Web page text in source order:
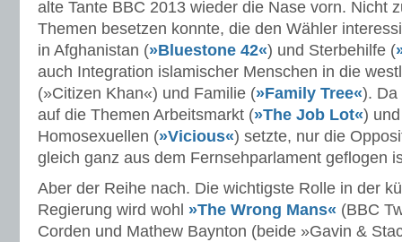
alte Tante BBC 2013 wieder die Nase vorn. Nicht
Themen besetzen konnte, die den Wähler
in Afghanistan (»Bluestone 42«) und Sterbehilfe (
auch Integration islamischer Menschen in die
(»Citizen Khan«) und Familie (»Family Tree«). Da
auf die Themen Arbeitsmarkt (»The Job Lot«)
Homosexuellen (»Vicious«) setzte, nur die
gleich ganz aus dem Fernsehparlament geflogen
Aber der Reihe nach. Die wichtigste Rolle in der
Regierung wird wohl »The Wrong Mans« (BBC
Corden und Mathew Baynton (beide »Gavin &